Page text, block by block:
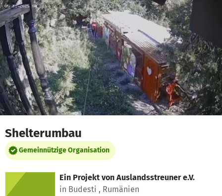
Zum Hauptinhalt springen
Erklärung zur Barrierefreiheit anzeigen
Shelterumbau
Gemeinnützige Organisation
Ein Projekt von Auslandsstreuner e.V.
in Budesti , Rumänien